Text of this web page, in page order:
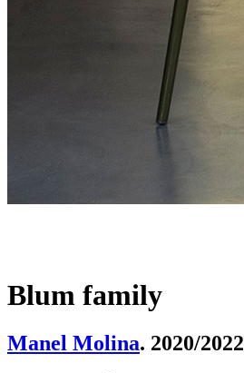
Blum family
Manel Molina. 2020/2022